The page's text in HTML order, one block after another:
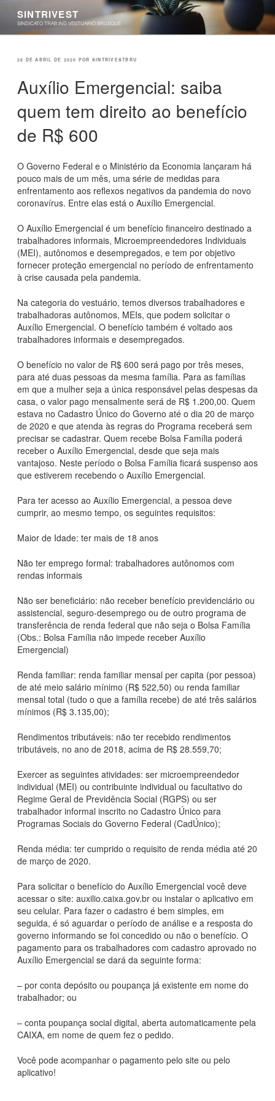
Pular
SINTRIVEST
SINDICATO TRAB.IND.VESTUARIO BRUSQUE
PUBLICADO
28 DE ABRIL DE 2020 POR SINTRIVESTBRU
Auxílio Emergencial: saiba
quem tem direito ao benefício
de R$ 600
O Governo Federal e o Ministério da Economia lançaram há
pouco mais de um mês, uma série de medidas para
enfrentamento aos reflexos negativos da pandemia do novo
coronavírus. Entre elas está o Auxílio Emergencial.
O Auxílio Emergencial é um benefício financeiro destinado a
trabalhadores informais, Microempreendedores Individuais
(MEI), autônomos e desempregados, e tem por objetivo
fornecer proteção emergencial no período de enfrentamento
à crise causada pela pandemia.
Na categoria do vestuário, temos diversos trabalhadores e
trabalhadoras autônomos, MEIs, que podem solicitar o
Auxílio Emergencial. O benefício também é voltado aos
trabalhadores informais e desempregados.
O benefício no valor de R$ 600 será pago por três meses,
para até duas pessoas da mesma família. Para as famílias
em que a mulher seja a única responsável pelas despesas da
casa, o valor pago mensalmente será de R$ 1.200,00. Quem
estava no Cadastro Único do Governo até o dia 20 de março
de 2020 e que atenda às regras do Programa receberá sem
precisar se cadastrar. Quem recebe Bolsa Família poderá
receber o Auxílio Emergencial, desde que seja mais
vantajoso. Neste período o Bolsa Família ficará suspenso aos
que estiverem recebendo o Auxílio Emergencial.
Para ter acesso ao Auxílio Emergencial, a pessoa deve
cumprir, ao mesmo tempo, os seguintes requisitos:
Maior de Idade: ter mais de 18 anos
Não ter emprego formal: trabalhadores autônomos com
rendas informais
Não ser beneficiário: não receber benefício previdenciário ou
assistencial, seguro-desemprego ou de outro programa de
transferência de renda federal que não seja o Bolsa Família
(Obs.: Bolsa Família não impede receber Auxílio
Emergencial)
Renda familiar: renda familiar mensal per capita (por pessoa)
de até meio salário mínimo (R$ 522,50) ou renda familiar
mensal total (tudo o que a família recebe) de até três salários
mínimos (R$ 3.135,00);
Rendimentos tributáveis: não ter recebido rendimentos
tributáveis, no ano de 2018, acima de R$ 28.559,70;
Exercer as seguintes atividades: ser microempreendedor
individual (MEI) ou contribuinte individual ou facultativo do
Regime Geral de Previdência Social (RGPS) ou ser
trabalhador informal inscrito no Cadastro Único para
Programas Sociais do Governo Federal (CadÚnico);
Renda média: ter cumprido o requisito de renda média até 20
de março de 2020.
Para solicitar o benefício do Auxílio Emergencial você deve
acessar o site: auxilio.caixa.gov.br ou instalar o aplicativo em
seu celular. Para fazer o cadastro é bem simples, em
seguida, é só aguardar o período de análise e a resposta do
governo informando se foi concedido ou não o benefício. O
pagamento para os trabalhadores com cadastro aprovado no
Auxílio Emergencial se dará da seguinte forma:
– por conta depósito ou poupança já existente em nome do
trabalhador; ou
– conta poupança social digital, aberta automaticamente pela
CAIXA, em nome de quem fez o pedido.
Você pode acompanhar o pagamento pelo site ou pelo
aplicativo!